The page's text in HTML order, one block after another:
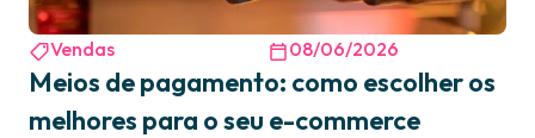
Vendas 08/06/2026
Meios de pagamento: como escolher os
melhores para o seu e-commerce